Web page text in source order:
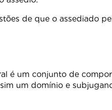
de que o assediado
é um conjunto de
um domínio e